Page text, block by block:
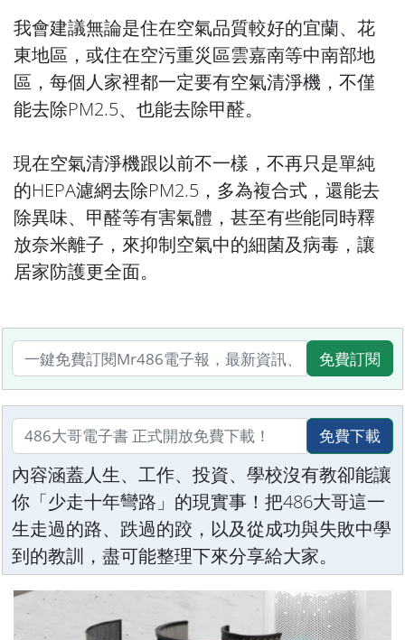
我會建議無論是住在空氣品質較好的宜蘭、花
東地區，或住在空污重災區雲嘉南等中南部地
區，每個人家裡都一定要有空氣清淨機，不僅
能去除PM2.5、也能去除甲醛。
現在空氣清淨機跟以前不一樣，不再只是單純
的HEPA濾網去除PM2.5，多為複合式，還能去
除異味、甲醛等有害氣體，甚至有些能同時釋
放奈米離子，來抑制空氣中的細菌及病毒，讓
居家防護更全面。
免費訂閱
免費下載
內容涵蓋人生、工作、投資、學校沒有教卻能讓
你「少走十年彎路」的現實事！把486大哥這一
生走過的路、跌過的跤，以及從成功與失敗中學
到的教訓，盡可能整理下來分享給大家。